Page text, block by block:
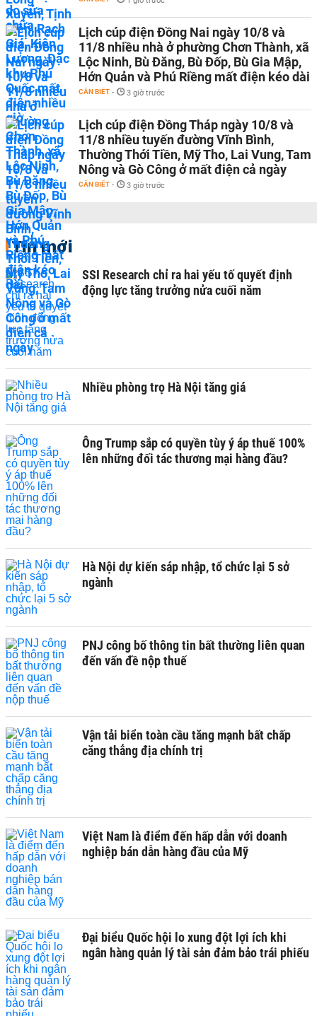
Lịch cúp điện Đồng Nai ngày 10/8 và
11/8 nhiều nhà ở phường Chơn Thành, xã
Lộc Ninh, Bù Đăng, Bù Đốp, Bù Gia Mập,
Hớn Quản và Phú Riềng mất điện kéo dài
CẦN BIẾT - 3 giờ trước
Lịch cúp điện Đồng Tháp ngày 10/8 và
11/8 nhiều tuyến đường Vĩnh Bình,
Thường Thới Tiền, Mỹ Tho, Lai Vung, Tam
Nông và Gò Công ở mất điện cả ngày
CẦN BIẾT - 3 giờ trước
Tin mới
SSI Research chỉ ra hai yếu tố quyết định
động lực tăng trưởng nửa cuối năm
Nhiều phòng trọ Hà Nội tăng giá
Ông Trump sắp có quyền tùy ý áp thuế 100%
lên những đối tác thương mại hàng đầu?
Hà Nội dự kiến sáp nhập, tổ chức lại 5 sở
ngành
PNJ công bố thông tin bất thường liên quan
đến vấn đề nộp thuế
Vận tải biển toàn cầu tăng mạnh bất chấp
căng thẳng địa chính trị
Việt Nam là điểm đến hấp dẫn với doanh
nghiệp bán dẫn hàng đầu của Mỹ
Đại biểu Quốc hội lo xung đột lợi ích khi
ngân hàng quản lý tài sản đảm bảo trái phiếu